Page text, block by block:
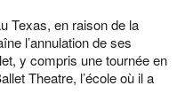
Texas, en raison de la
l’annulation de ses
y compris une tournée en
Theatre, l’école où il a